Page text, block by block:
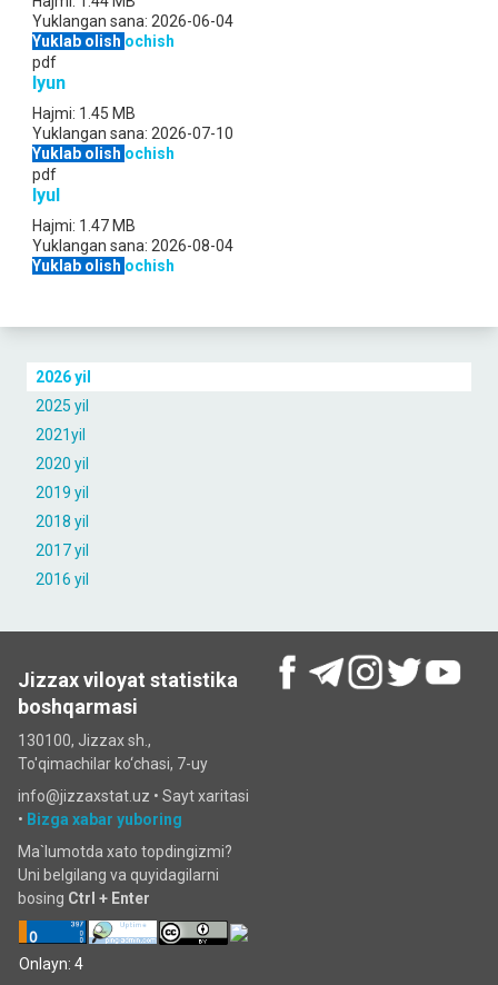
2026 yil
2025 yil
2021yil
2020 yil
2019 yil
2018 yil
2017 yil
2016 yil
Yuklangan sana: 2026-06-04
Yuklab olish ochish
pdf
Iyun
Hajmi: 1.45 MB
Yuklangan sana: 2026-07-10
Yuklab olish ochish
pdf
Iyul
Hajmi: 1.47 MB
Yuklangan sana: 2026-08-04
Yuklab olish ochish
Jizzax viloyat statistika
boshqarmasi
130100, Jizzax sh.,
To'qimachilar ko‘chаsi, 7-uy
info@jizzaxstat.uz • Sayt xaritasi
• Bizga xabar yuboring
Ma`lumotda xato topdingizmi?
Uni belgilang va quyidagilarni
bosing Ctrl + Enter
Onlayn: 4